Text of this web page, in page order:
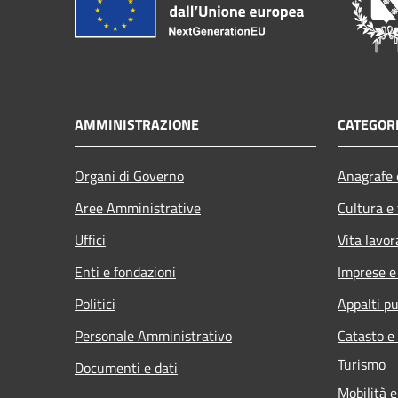
AMMINISTRAZIONE
Organi di Governo
Aree Amministrative
Uffici
Enti e fondazioni
Politici
Personale Amministrativo
Documenti e dati
Cultura
Vita
Imprese
Appalti
Catasto
Turismo
Mobilità